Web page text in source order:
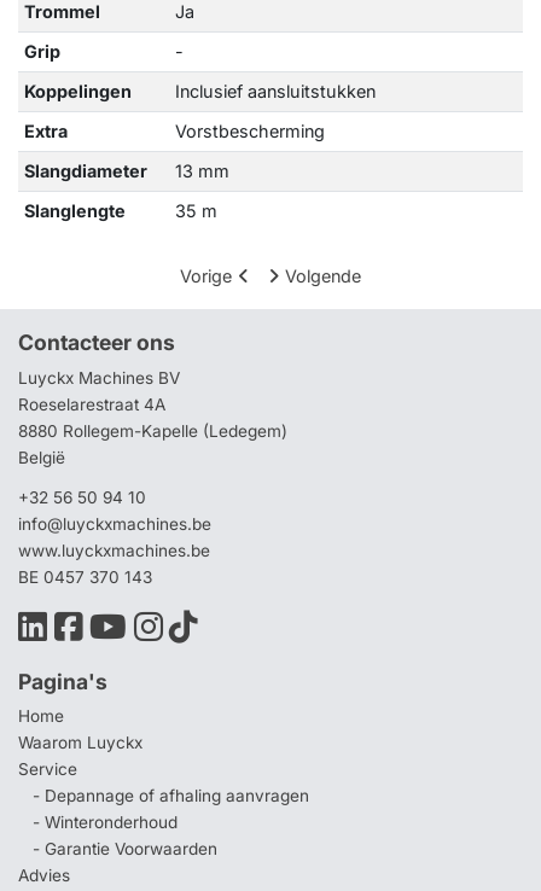
Trommel
Ja
Grip
-
Koppelingen
Inclusief aansluitstukken
Extra
Vorstbescherming
Slangdiameter
13 mm
Slanglengte
35 m
Vorige Volgende
Contacteer ons
Luyckx Machines BV
Roeselarestraat 4A
8880 Rollegem-Kapelle (Ledegem)
België
+32 56 50 94 10
info@luyckxmachines.be
www.luyckxmachines.be
BE 0457 370 143
Pagina's
Home
Waarom Luyckx
Service
- Depannage of afhaling aanvragen
- Winteronderhoud
- Garantie Voorwaarden
Advies